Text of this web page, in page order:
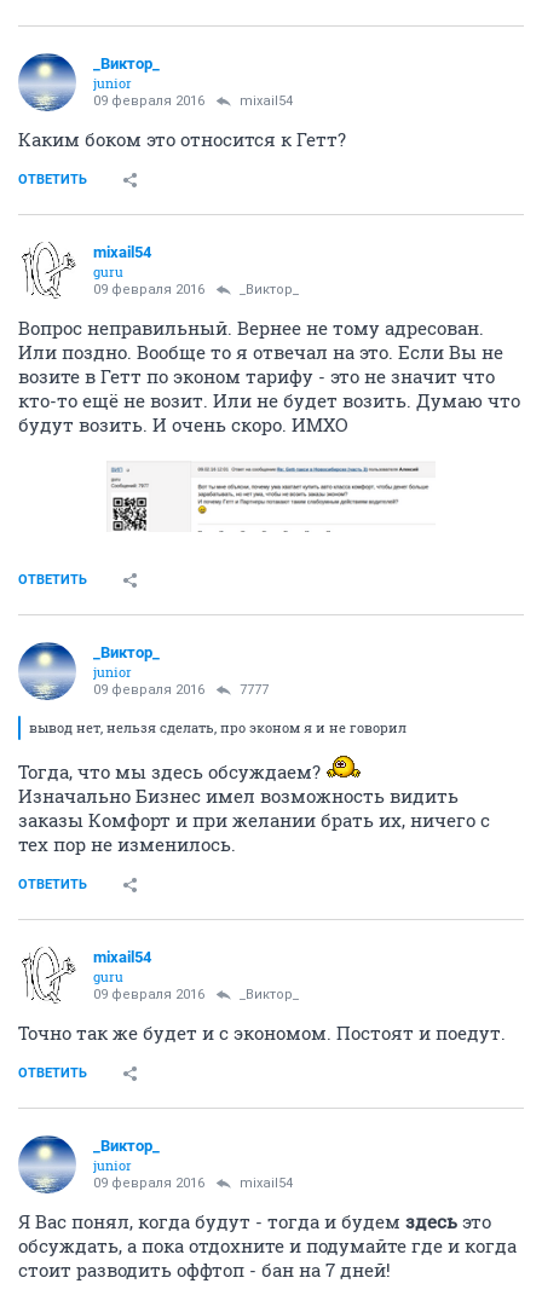
_Виктор_
juniоr
09 февраля 2016 mixail54
Каким боком это относится к Гетт?
ОТВЕТИТЬ
mixail54
guru
09 февраля 2016 _Виктор_
Вопрос неправильный. Вернее не тому адресован.
Или поздно. Вообще то я отвечал на это. Если Вы не
возите в Гетт по эконом тарифу - это не значит что
кто-то ещё не возит. Или не будет возить. Думаю что
будут возить. И очень скоро. ИМХО
ОТВЕТИТЬ
_Виктор_
juniоr
09 февраля 2016 7777
вывод нет, нельзя сделать, про эконом я и не говорил
Тогда, что мы здесь обсуждаем?
Изначально Бизнес имел возможность видить
заказы Комфорт и при желании брать их, ничего с
тех пор не изменилось.
ОТВЕТИТЬ
mixail54
guru
09 февраля 2016 _Виктор_
Точно так же будет и с экономом. Постоят и поедут.
ОТВЕТИТЬ
_Виктор_
juniоr
09 февраля 2016 mixail54
Я Вас понял, когда будут - тогда и будем здесь это
обсуждать, а пока отдохните и подумайте где и когда
стоит разводить оффтоп - бан на 7 дней!